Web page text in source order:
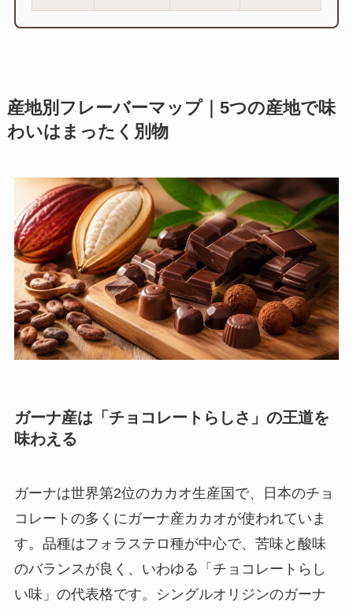
産地別フレーバーマップ｜5つの産地で味
わいはまったく別物
ガーナ産は「チョコレートらしさ」の王道を
味わえる
ガーナは世界第2位のカカオ生産国で、日本のチョ
コレートの多くにガーナ産カカオが使われていま
す。品種はフォラステロ種が中心で、苦味と酸味
のバランスが良く、いわゆる「チョコレートらし
い味」の代表格です。シングルオリジンのガーナ